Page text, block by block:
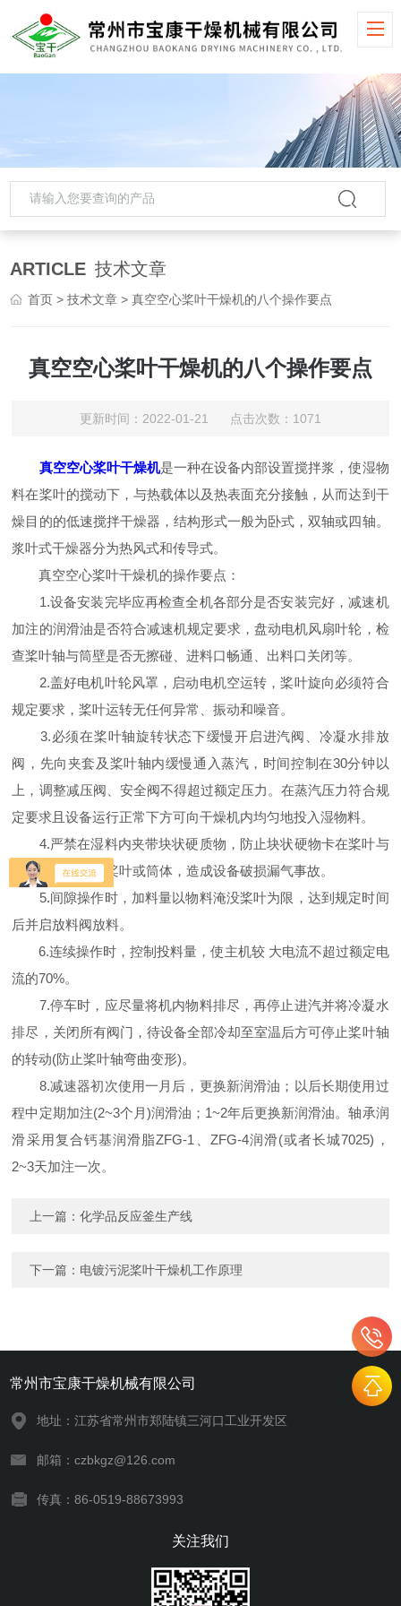
ARTICLE 技术文章
首页 >技术文章 > 真空空心桨叶干燥机的八个操作要点
真空空心桨叶干燥机的八个操作要点
更新时间：2022-01-21 点击次数：1071
真空空心桨叶干燥机是一种在设备内部设置搅拌浆，使湿物
料在桨叶的搅动下，与热载体以及热表面充分接触，从而达到干
燥目的的低速搅拌干燥器，结构形式一般为卧式，双轴或四轴。
浆叶式干燥器分为热风式和传导式。
真空空心桨叶干燥机的操作要点：
1.设备安装完毕应再检查全机各部分是否安装完好，减速机
加注的润滑油是否符合减速机规定要求，盘动电机风扇叶轮，检
查桨叶轴与筒壁是否无擦碰、进料口畅通、出料口关闭等。
2.盖好电机叶轮风罩，启动电机空运转，桨叶旋向必须符合
规定要求，桨叶运转无任何异常、振动和噪音。
3.必须在桨叶轴旋转状态下缓慢开启进汽阀、冷凝水排放
阀，先向夹套及桨叶轴内缓慢通入蒸汽，时间控制在30分钟以
上，调整减压阀、安全阀不得超过额定压力。在蒸汽压力符合规
定要求且设备运行正常下方可向干燥机内均匀地投入湿物料。
4.严禁在湿料内夹带块状硬质物，防止块状硬物卡在桨叶与
筒体之间，损坏桨叶或筒体，造成设备破损漏气事故。
5.间隙操作时，加料量以物料淹没桨叶为限，达到规定时间
后并启放料阀放料。
6.连续操作时，控制投料量，使主机较 大电流不超过额定电
流的70%。
7.停车时，应尽量将机内物料排尽，再停止进汽并将冷凝水
排尽，关闭所有阀门，待设备全部冷却至室温后方可停止桨叶轴
的转动(防止桨叶轴弯曲变形)。
8.减速器初次使用一月后，更换新润滑油；以后长期使用过
程中定期加注(2~3个月)润滑油；1~2年后更换新润滑油。轴承润
滑采用复合钙基润滑脂ZFG-1、ZFG-4润滑(或者长城7025)，
2~3天加注一次。
上一篇：化学品反应釜生产线
下一篇： 电镀污泥桨叶干燥机工作原理
常州市宝康干燥机械有限公司
地址：江苏省常州市郑陆镇三河口工业开发区
邮箱：czbkgz@126.com
传真：86-0519-88673993
关注我们